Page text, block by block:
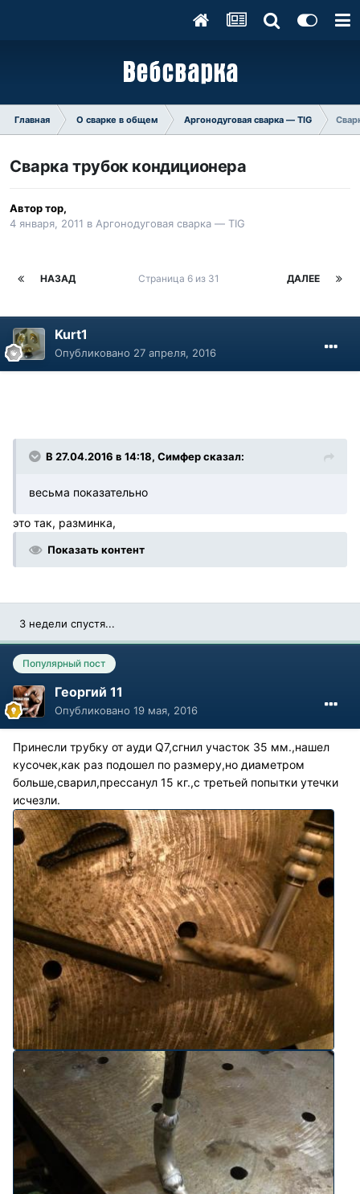
Главная О сварке в общем Аргонодуговая сварка — TIG
Сварка трубок кондиционера
Автортор,
4 января, 2011 в Аргонодуговая сварка — TIG
НАЗАД ДАЛЕЕ
Страница 6 из 31
Kurt1
Опубликовано 27 апреля, 2016
В 27.04.2016 в 14:18, Симфер сказал:
весьма показательно
это так, разминка,
Показать контент
3 недели спустя...
Популярный пост
Георгий 11
Опубликовано 19 мая, 2016
Принесли трубку от ауди Q7,сгнил участок 35 мм.,нашел
кусочек,как раз подошел по размеру,но диаметром
больше,сварил,прессанул 15 кг.,с третьей попытки утечки
исчезли.